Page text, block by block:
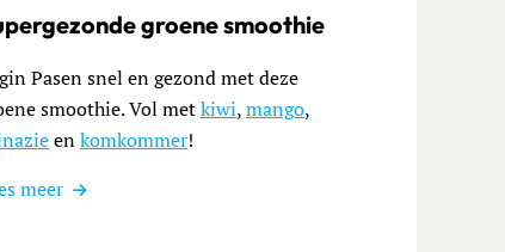
groene smoothie
Pasen snel en gezond met deze
smoothie. Vol metkiwi,mango,
enkomkommer!
meer